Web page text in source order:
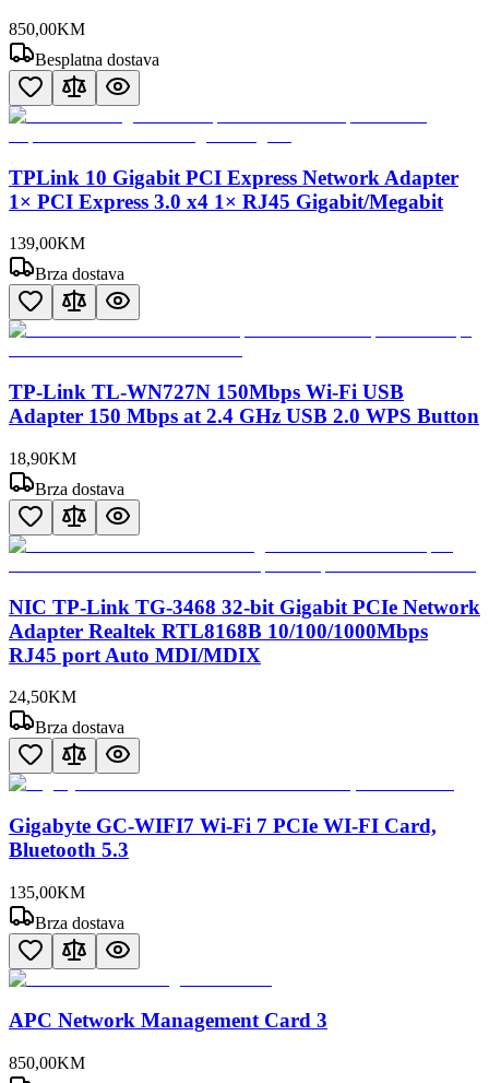
850,00KM
Besplatna dostava
TPLink 10 Gigabit PCI Express Network Adapter
1× PCI Express 3.0 x4 1× RJ45 Gigabit/Megabit
139,00KM
Brza dostava
TP-Link TL-WN727N 150Mbps Wi-Fi USB
Adapter 150 Mbps at 2.4 GHz USB 2.0 WPS Button
18,90KM
Brza dostava
NIC TP-Link TG-3468 32-bit Gigabit PCIe Network
Adapter Realtek RTL8168B 10/100/1000Mbps
RJ45 port Auto MDI/MDIX
24,50KM
Brza dostava
Gigabyte GC-WIFI7 Wi-Fi 7 PCIe WI-FI Card,
Bluetooth 5.3
135,00KM
Brza dostava
APC Network Management Card 3
850,00KM